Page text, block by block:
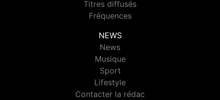
Titres diffusés
Fréquences
NEWS
News
Musique
Sport
Lifestyle
Contacter la rédac